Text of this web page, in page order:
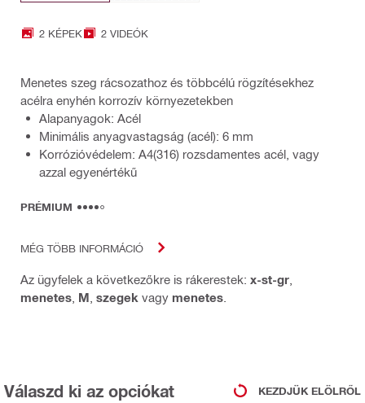
2 KÉPEK 2 VIDEÓK
Menetes szeg rácsozathoz és többcélú rögzítésekhez
acélra enyhén korrozív környezetekben
Alapanyagok: Acél
Minimális anyagvastagság (acél): 6 mm
Korrózióvédelem: A4(316) rozsdamentes acél, vagy
azzal egyenértékű
PRÉMIUM
MÉG TÖBB INFORMÁCIÓ
Az ügyfelek a következőkre is rákerestek: x-st-gr
menetes M szegek vagy menetes
Válaszd ki az opciókat KEZDJÜK ELÖLRŐL